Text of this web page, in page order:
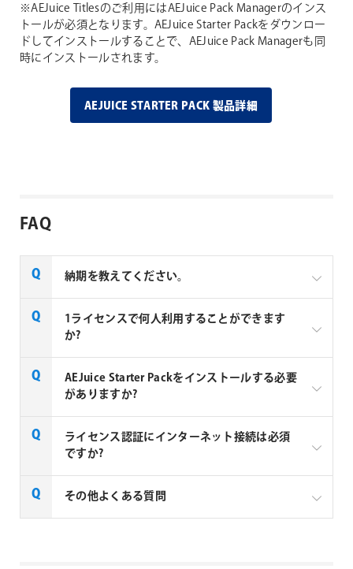
※AEJuice Titlesのご利用にはAEJuice Pack Managerのインス
トールが必須となります。AEJuice Starter Packをダウンロー
ドしてインストールすることで、AEJuice Pack Managerも同
時にインストールされます。
AEJUICE STARTER PACK 製品詳細
FAQ
納期を教えてください。
AEJuice社の全製品はご注文から1～2営業日での納品
となります。
1ライセンスで何人利用することができます
か?
AEJuice 社製品は1ユーザーあたり1ライセンス必要と
なります。2ユーザーが利用する場合は2ライセンス必
AEJuice Starter Packをインストールする必要
がありますか?
AEJuice拡張パックのご利用には、AEJuice Starter
Packが必須となります。AEJuice Starter Packをイン
トールされ、Pack Manager上で拡張パックのインス
トールやライセンス認証が可能になります。
ライセンス認証にインターネット接続は必須
ですか?
AEJuice 社製品のライセンス認証と製品のご利用に
その他よくある質問